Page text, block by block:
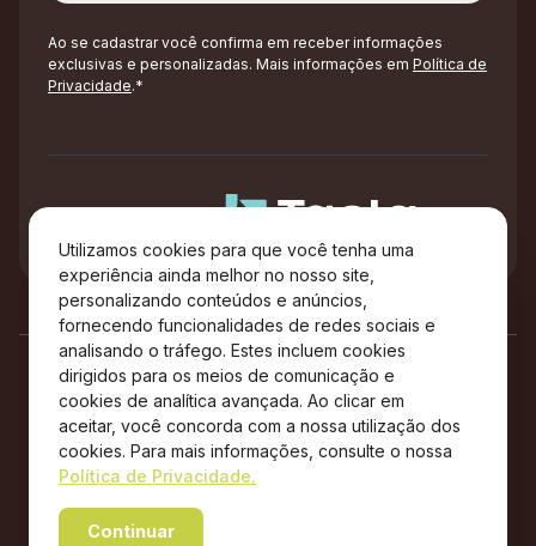
Utilizamos cookies para que você tenha uma
experiência ainda melhor no nosso site,
personalizando conteúdos e anúncios,
fornecendo funcionalidades de redes sociais e
analisando o tráfego. Estes incluem cookies
dirigidos para os meios de comunicação e
cookies de analítica avançada. Ao clicar em
aceitar, você concorda com a nossa utilização dos
cookies. Para mais informações, consulte o nossa
Política de Privacidade.
Continuar
Ao se cadastrar você confirma em receber informações
exclusivas e personalizadas. Mais informações em Política de
Privacidade.*
Copyright © 2026 City Center Outlet Premium – Todos os